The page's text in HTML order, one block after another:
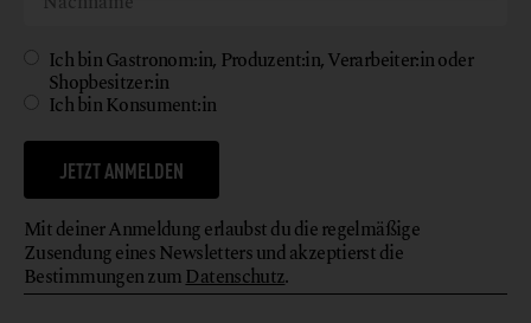
Ich bin Gastronom:in, Produzent:in, Verarbeiter:in oder
Shopbesitzer:in
Ich bin Konsument:in
JETZT ANMELDEN
Mit deiner Anmeldung erlaubst du die regelmäßige
Zusendung eines Newsletters und akzeptierst die
Bestimmungen zumDatenschutz.